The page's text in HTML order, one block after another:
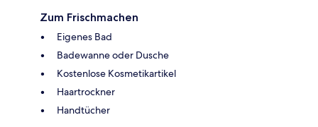
Zum Frischmachen
Eigenes Bad
Badewanne oder Dusche
Kostenlose Kosmetikartikel
Haartrockner
Handtücher